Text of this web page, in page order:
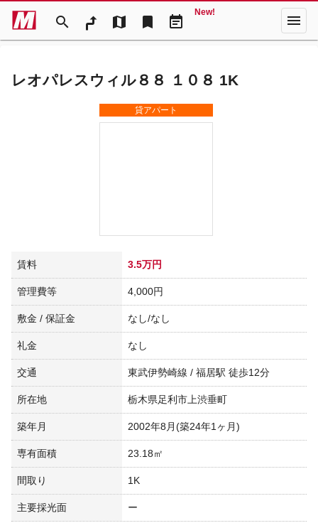
search map bookmark event_note
New! menu
レオパレスウィル８８ １０８ 1K
貸アパート
賃料 3.5万円
管理費等 4,000円
敷金 / 保証金 なし/なし
礼金 なし
交通 東武伊勢崎線 / 福居駅 徒歩12分
所在地 栃木県足利市上渋垂町
築年月 2002年8月(築24年1ヶ月)
専有面積 23.18㎡
間取り 1K
主要採光面 ー